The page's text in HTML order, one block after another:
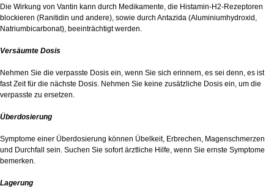
Die Wirkung von Vantin kann durch Medikamente, die Histamin-H2-Rezeptoren
blockieren (Ranitidin und andere), sowie durch Antazida (Aluminiumhydroxid,
Natriumbicarbonat), beeinträchtigt werden.
Versäumte Dosis
Nehmen Sie die verpasste Dosis ein, wenn Sie sich erinnern, es sei denn, es ist
fast Zeit für die nächste Dosis. Nehmen Sie keine zusätzliche Dosis ein, um die
verpasste zu ersetzen.
Überdosierung
Symptome einer Überdosierung können Übelkeit, Erbrechen, Magenschmerzen
und Durchfall sein. Suchen Sie sofort ärztliche Hilfe, wenn Sie ernste Symptome
bemerken.
Lagerung